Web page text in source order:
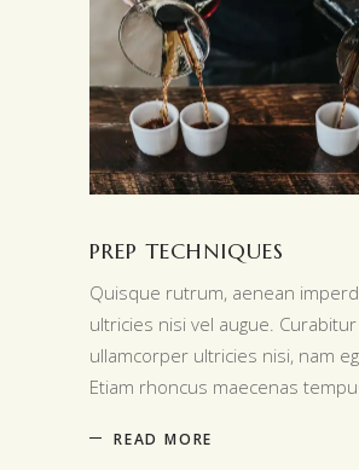
PREP TECHNIQUES
Quisque rutrum, aenean
ultricies nisi vel augue. Curabitur
ullamcorper ultricies nisi, nam
Etiam rhoncus maecenas
READ MORE